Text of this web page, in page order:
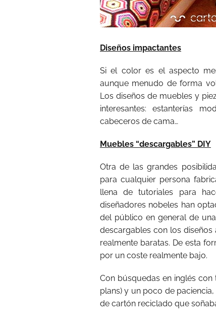
Diseños impactantes
Si el color es el aspecto
aunque menudo de forma
Los diseños de muebles y
interesantes: estanterías
cabeceros de cama…
Muebles “descargables” DIY
Otra de las grandes
para cualquier persona
llena de tutoriales para
diseñadores nobeles han
del público en general de
descargables con los
realmente baratas. De esta
por un coste realmente bajo.
Con búsquedas en inglés
plans) y un poco de
de cartón reciclado que